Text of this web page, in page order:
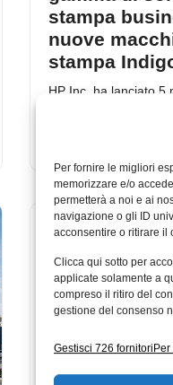
Per fornire le migliori
memorizzare e/o
permetterà a noi e ai
navigazione o gli ID
acconsentire o ritirare il
Clicca qui sotto per
applicate solamente a
compreso il ritiro del
gestione del consenso
Gestisci 726 fornitori
stampa
nuove
stampa
HP Inc. ha lanciato 5